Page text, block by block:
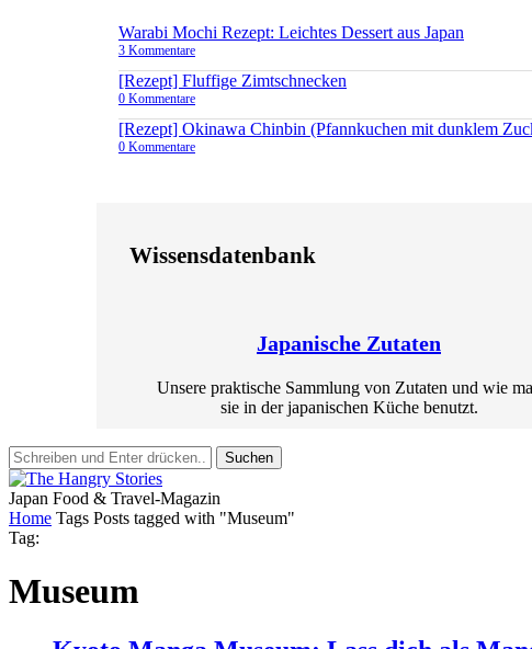
Warabi Mochi Rezept: Leichtes Dessert aus Japan
3 Kommentare
[Rezept] Fluffige Zimtschnecken
0 Kommentare
[Rezept] Okinawa Chinbin (Pfannkuchen mit dunklem
0 Kommentare
Wissensdatenbank
Japanische Zutaten
Unsere praktische Sammlung von Zutaten und wie
sie in der japanischen Küche benutzt.
Suchen
Japan Food & Travel-Magazin
Home Tags Posts tagged with "Museum"
Tag:
Museum